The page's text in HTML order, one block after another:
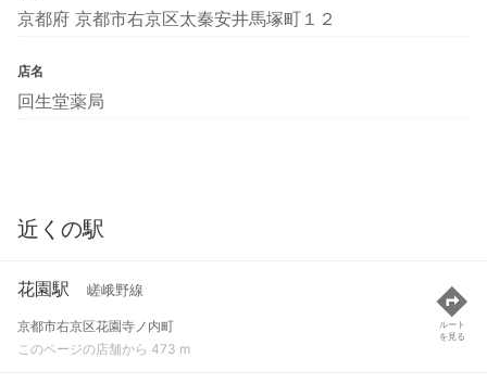
京都府 京都市右京区太秦安井馬塚町１２
店名
回生堂薬局
近くの駅
花園駅 嵯峨野線
京都市右京区花園寺ノ内町
このページの店舗から 473 m
ルート
を見る